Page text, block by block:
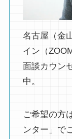
名古屋（金
イン（
面談カウン
中。
ご希望の方
ンター」で